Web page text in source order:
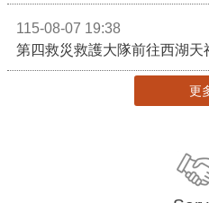
115-08-07 19:38
第四救災救護大隊前往西湖天
更